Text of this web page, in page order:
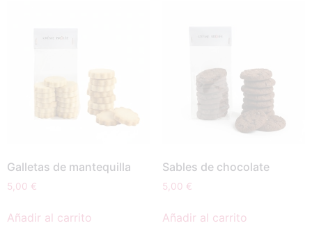
Galletas de mantequilla
5,00 €
Añadir al carrito
Sables de chocolate
5,00 €
Añadir al carrito